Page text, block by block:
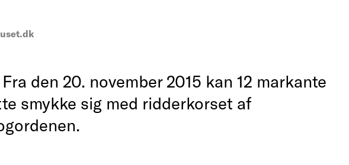
den 20. november 2015 kan 12 markante
smykke sig med ridderkorset af